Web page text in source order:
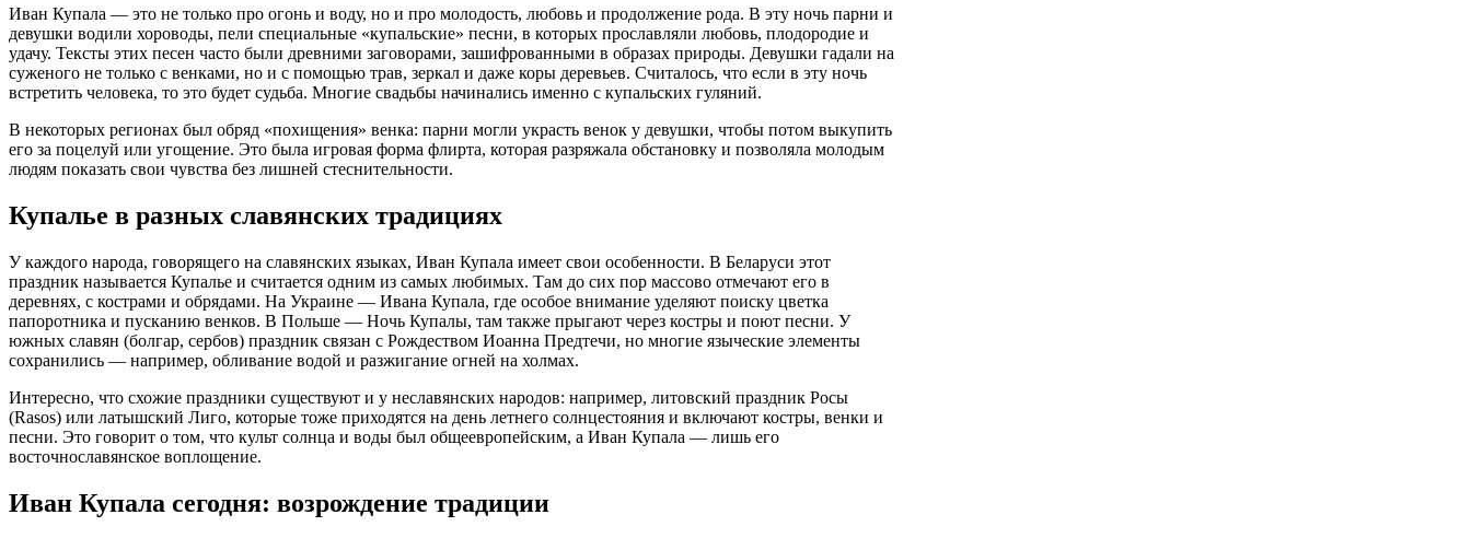
Иван Купала — это не только про огонь и воду, но и про молодость, любовь и продолжение рода. В эту ночь парни и
девушки водили хороводы, пели специальные «купальские» песни, в которых прославляли любовь, плодородие и
удачу. Тексты этих песен часто были древними заговорами, зашифрованными в образах природы. Девушки гадали на
суженого не только с венками, но и с помощью трав, зеркал и даже коры деревьев. Считалось, что если в эту ночь
встретить человека, то это будет судьба. Многие свадьбы начинались именно с купальских гуляний.
В некоторых регионах был обряд «похищения» венка: парни могли украсть венок у девушки, чтобы потом выкупить
его за поцелуй или угощение. Это была игровая форма флирта, которая разряжала обстановку и позволяла молодым
людям показать свои чувства без лишней стеснительности.
Купалье в разных славянских традициях
У каждого народа, говорящего на славянских языках, Иван Купала имеет свои особенности. В Беларуси этот
праздник называется Купалье и считается одним из самых любимых. Там до сих пор массово отмечают его в
деревнях, с кострами и обрядами. На Украине — Ивана Купала, где особое внимание уделяют поиску цветка
папоротника и пусканию венков. В Польше — Ночь Купалы, там также прыгают через костры и поют песни. У
южных славян (болгар, сербов) праздник связан с Рождеством Иоанна Предтечи, но многие языческие элементы
сохранились — например, обливание водой и разжигание огней на холмах.
Интересно, что схожие праздники существуют и у неславянских народов: например, литовский праздник Росы
(Rasos) или латышский Лиго, которые тоже приходятся на день летнего солнцестояния и включают костры, венки и
песни. Это говорит о том, что культ солнца и воды был общеевропейским, а Иван Купала — лишь его
восточнославянское воплощение.
Иван Купала сегодня: возрождение традиции